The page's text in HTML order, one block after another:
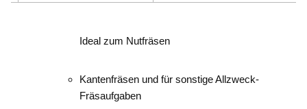
Ideal zum Nutfräsen
Kantenfräsen und für sonstige Allzweck-
Fräsaufgaben